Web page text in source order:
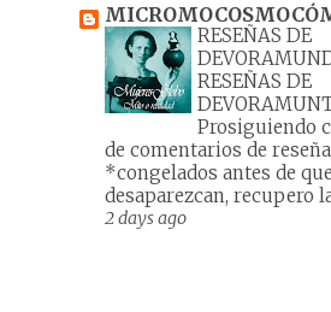
RESEÑAS DE
RESEÑAS DE
Prosiguiendo
de comentarios de
*congelados antes de que
desaparezcan, recupero
2 days ago